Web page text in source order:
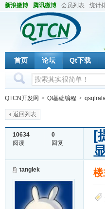
新浪微博 腾讯微博 会员列表 统计
首页 论坛 Qt下载
QTCN开发网 > Qt基础编程 >
返回列表
10634
阅读
0
回复
[
tanglek 楼